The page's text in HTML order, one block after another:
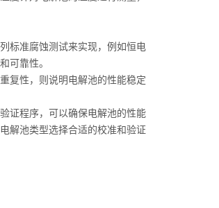
标准腐蚀测试来实现，例如恒电
可靠性。
复性，则说明电解池的性能稳定
证程序，可以确保电解池的性能
解池类型选择合适的校准和验证